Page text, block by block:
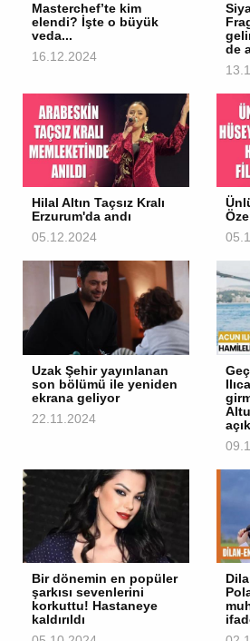
Masterchef’te kim
elendi? İşte o büyük
veda...
16.12.2024
de
Hilal Altın Taçsız Kralı
Erzurum'da andı
05.12.2024
Uzak Şehir yayınlanan
son bölümü ile yeniden
ekrana geliyor
22.11.2024
Bir dönemin en popüler
şarkısı sevenlerini
korkuttu! Hastaneye
kaldırıldı